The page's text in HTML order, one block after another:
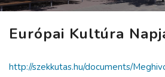
Európai Kultúra
http://szekkutas.hu/documents/